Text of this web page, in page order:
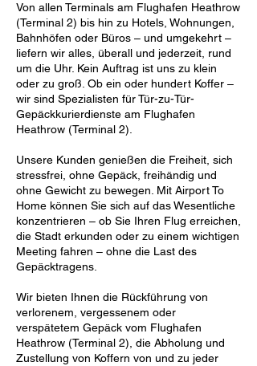
Von allen Terminals am Flughafen Heathrow
(Terminal 2) bis hin zu Hotels, Wohnungen,
Bahnhöfen oder Büros – und umgekehrt –
liefern wir alles, überall und jederzeit, rund
um die Uhr. Kein Auftrag ist uns zu klein
oder zu groß. Ob ein oder hundert Koffer –
wir sind Spezialisten für Tür-zu-Tür-
Gepäckkurierdienste am Flughafen
Heathrow (Terminal 2).
Unsere Kunden genießen die Freiheit, sich
stressfrei, ohne Gepäck, freihändig und
ohne Gewicht zu bewegen. Mit Airport To
Home können Sie sich auf das Wesentliche
konzentrieren – ob Sie Ihren Flug erreichen,
die Stadt erkunden oder zu einem wichtigen
Meeting fahren – ohne die Last des
Gepäcktragens.
Wir bieten Ihnen die Rückführung von
verlorenem, vergessenem oder
verspätetem Gepäck vom Flughafen
Heathrow (Terminal 2), die Abholung und
Zustellung von Koffern von und zu jeder